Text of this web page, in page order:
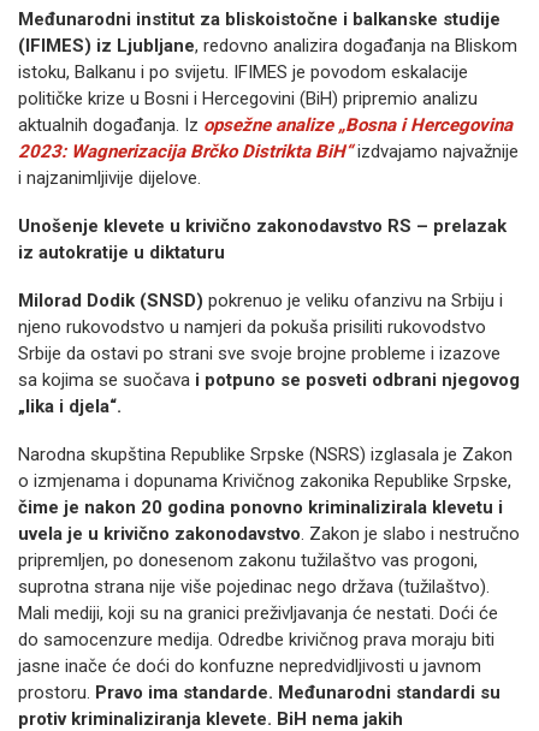
Međunarodni institut za bliskoistočne i balkanske studije
(IFIMES) iz Ljubljane, redovno analizira događanja na Bliskom
istoku, Balkanu i po svijetu. IFIMES je povodom eskalacije
političke krize u Bosni i Hercegovini (BiH) pripremio analizu
aktualnih događanja. Iz opsežne analize „Bosna i Hercegovina
2023: Wagnerizacija Brčko Distrikta BiH“izdvajamo najvažnije
i najzanimljivije dijelove.
Unošenje klevete u krivično zakonodavstvo RS – prelazak
iz autokratije u diktaturu
Milorad Dodik (SNSD) pokrenuo je veliku ofanzivu na Srbiju i
njeno rukovodstvo u namjeri da pokuša prisiliti rukovodstvo
Srbije da ostavi po strani sve svoje brojne probleme i izazove
sa kojima se suočava i potpuno se posveti odbrani njegovog
„lika i djela“.
Narodna skupština Republike Srpske (NSRS) izglasala je Zakon
o izmjenama i dopunama Krivičnog zakonika Republike Srpske,
čime je nakon 20 godina ponovno kriminalizirala klevetu i
uvela je u krivično zakonodavstvo. Zakon je slabo i nestručno
pripremljen, po donesenom zakonu tužilaštvo vas progoni,
suprotna strana nije više pojedinac nego država (tužilaštvo).
Mali mediji, koji su na granici preživljavanja će nestati. Doći će
do samocenzure medija. Odredbe krivičnog prava moraju biti
jasne inače će doći do konfuzne nepredvidljivosti u javnom
prostoru. Pravo ima standarde. Međunarodni standardi su
protiv kriminaliziranja klevete. BiH nema jakih